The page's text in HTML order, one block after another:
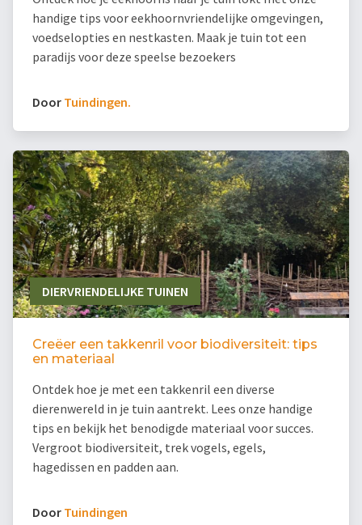
handige tips voor eekhoornvriendelijke omgevingen,
voedselopties en nestkasten. Maak je tuin tot een
paradijs voor deze speelse bezoekers
Door Tuindingen.
DIERVRIENDELIJKE TUINEN
Creëer een takkenril voor biodiversiteit: tips
en materiaal
Ontdek hoe je met een takkenril een diverse
dierenwereld in je tuin aantrekt. Lees onze handige
tips en bekijk het benodigde materiaal voor succes.
Vergroot biodiversiteit, trek vogels, egels,
hagedissen en padden aan.
Door Tuindingen